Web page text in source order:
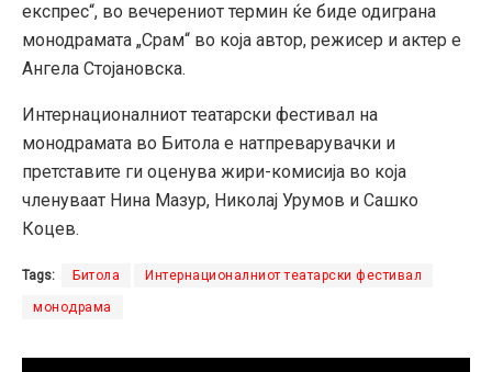
експрес“, во вечерениот термин ќе биде одиграна
монодрамата „Срам“ во која автор, режисер и актер е
Ангела Стојановска.
Интернационалниот театарски фестивал на
монодрамата во Битола е натпреварувачки и
претставите ги оценува жири-комисија во која
членуваат Нина Мазур, Николај Урумов и Сашко
Коцев.
Tags: Битола Интернационалниот театарски фестивал
монодрама